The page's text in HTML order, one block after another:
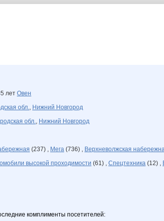
лет Овен
обл., Нижний Новгород
обл., Нижний Новгород
(237) , Мега (736) , Верхневолжская
высокой проходимости (61) , Спецтехника (12) ,
комплименты посетителей: